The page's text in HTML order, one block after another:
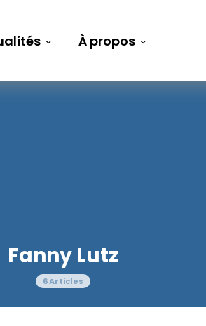
À propos
Fanny Lutz
6 Articles